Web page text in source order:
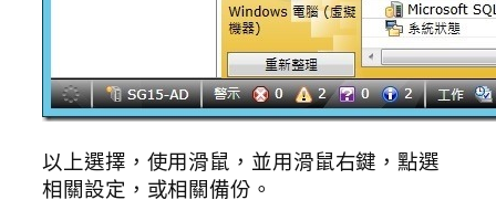
以上選擇，使用滑鼠，並用滑鼠右鍵，點選
相關設定，或相關備份。